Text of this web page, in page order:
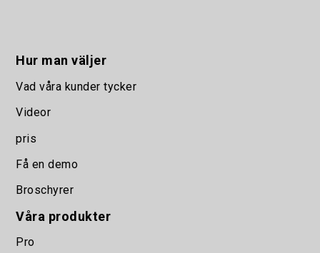
Hur man väljer
Vad våra kunder tycker
Videor
pris
Få en demo
Broschyrer
Våra produkter
Pro